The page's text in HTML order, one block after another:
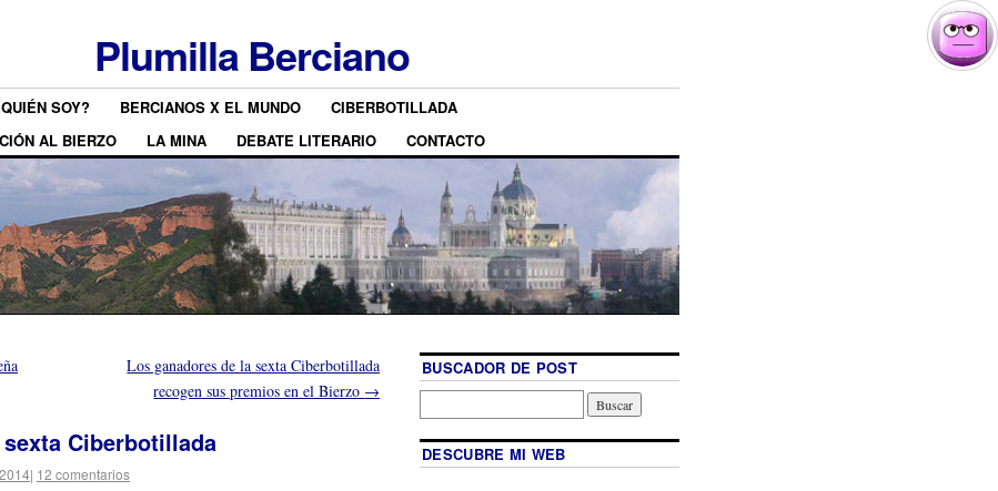
Plumilla Berciano
SOY? BERCIANOS X EL MUNDO
CIBERBOTILLADA
AL BIERZO
LA MINA DEBATE LITERARIO CONTACTO
Los ganadores de la sexta Ciberbotillada
recogen sus premios en el Bierzo →
Ciberbotillada
| 12 comentarios
BUSCADOR DE POST
DESCUBRE MI WEB